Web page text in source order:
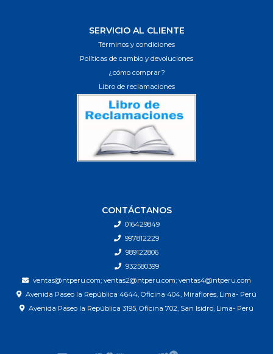
SERVICIO AL CLIENTE
Términos y condiciones
Políticas de cambio y devoluciones
¿cómo comprar?
Libro de reclamaciones
CONTÁCTANOS
016429849
997812229
989122806
932580399
ventas@ntperu.com; ventas2@ntperu.com; ventas4@ntperu.com
Avenida Paseo la República 4644, Oficina 404, Miraflores, Lima- Perú
Avenida Paseo la República 3195, Oficina 702, San Isidro, Lima- Perú